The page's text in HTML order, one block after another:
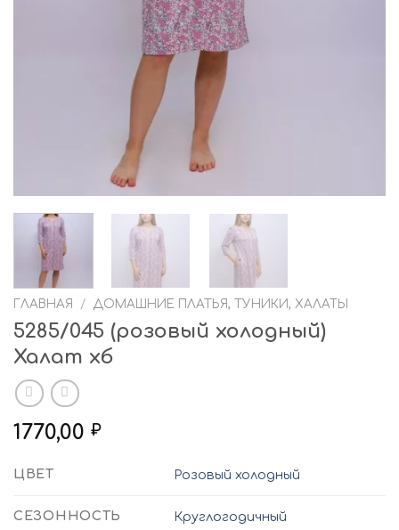
ГЛАВНАЯ / ДОМАШНИЕ ПЛАТЬЯ, ТУНИКИ, ХАЛАТЫ
5285/045 (розовый холодный)
Халат хб
1770,00 ₽
ЦВЕТ Розовый холодный
СЕЗОННОСТЬ Круглогодичный